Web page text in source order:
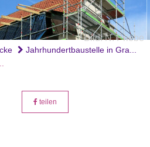
Bild: N. Priebe
Bild: H. Esser
Bild: Felix Bertram
Jahrhundertbaustelle in Gra...
teilen